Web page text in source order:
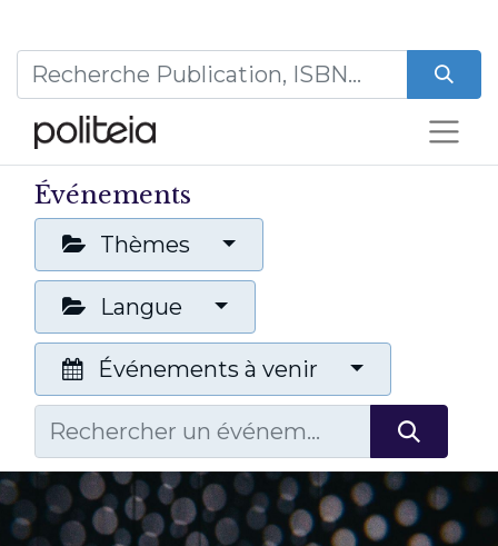
Événements
Thèmes
Langue
Événements à venir